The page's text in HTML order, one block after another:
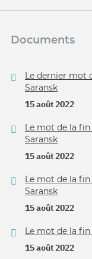
Documents
Le dernier mot
Saransk
15 août 2022
Le mot de la fin
Saransk
15 août 2022
Le mot de la fin
Saransk
15 août 2022
Le mot de la fin
15 août 2022